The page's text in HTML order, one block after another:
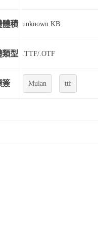
體積 unknown KB
類型 .TTF/.OTF
簽 Mulan ttf